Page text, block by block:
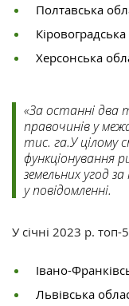
Полтавська
Херсонська
«За останні два
правочинів у
тис. га.У цілому
функціонування
земельних угод
у повідомленні.
У січні 2023 р. топ-
Івано-
Львівська